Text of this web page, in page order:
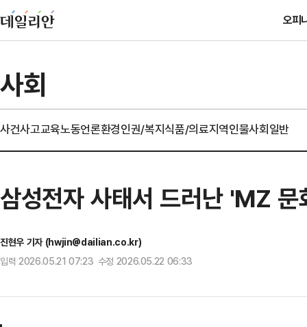
오피
사회
사건사고교육노동언론환경인권/복지식품/의료지역인물사회일반
삼성전자 사태서 드러난 'MZ
진현우 기자 (hwjin@dailian.co.kr)
입력 2026.05.21 07:23 수정 2026.05.22 06:33